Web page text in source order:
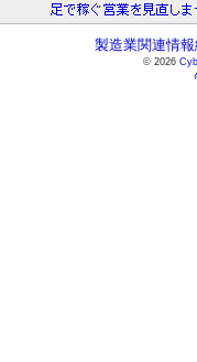
製造業関連情
© 2026